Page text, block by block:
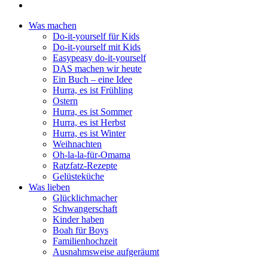
Was machen
Do-it-yourself für Kids
Do-it-yourself mit Kids
Easypeasy do-it-yourself
DAS machen wir heute
Ein Buch – eine Idee
Hurra, es ist Frühling
Ostern
Hurra, es ist Sommer
Hurra, es ist Herbst
Hurra, es ist Winter
Weihnachten
Oh-la-la-für-Omama
Ratzfatz-Rezepte
Gelüsteküche
Was lieben
Glücklichmacher
Schwangerschaft
Kinder haben
Boah für Boys
Familienhochzeit
Ausnahmsweise aufgeräumt